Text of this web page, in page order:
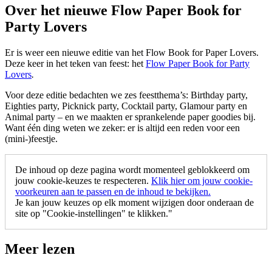
Over het nieuwe Flow Paper Book for
Party Lovers
Er is weer een nieuwe editie van het Flow Book for Paper Lovers.
Deze keer in het teken van feest: het Flow Paper Book for Party
Lovers.
Voor deze editie bedachten we zes feestthema’s: Birthday party,
Eighties party, Picknick party, Cocktail party, Glamour party en
Animal party – en we maakten er sprankelende paper goodies bij.
Want één ding weten we zeker: er is altijd een reden voor een
(mini-)feestje.
De inhoud op deze pagina wordt momenteel geblokkeerd om
jouw cookie-keuzes te respecteren. Klik hier om jouw cookie-
voorkeuren aan te passen en de inhoud te bekijken.
Je kan jouw keuzes op elk moment wijzigen door onderaan de
site op "Cookie-instellingen" te klikken."
Meer lezen